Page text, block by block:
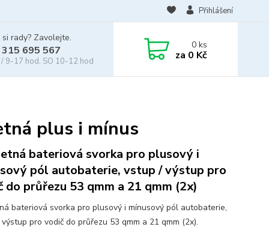
Přihlášení
rady? Zavolejte.
695 567
/ 9-17 hod, SO 10-12 hod
0ks
za 0 Kč
plus i mínus
bateriová svorka pro plusový i
pól autobaterie, vstup / výstup pro
do průřezu 53 qmm a 21 qmm (2x)
bateriová svorka pro plusový i mínusový pól autobaterie,
pro vodič do průřezu 53 qmm a 21 qmm (2x).